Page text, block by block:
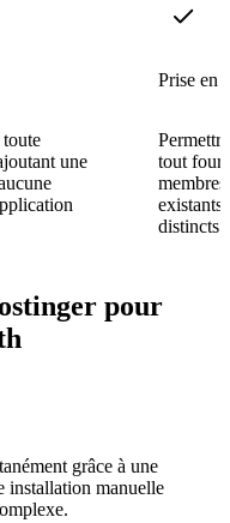
une
Prise en
tout
existants
distincts.
pour
grâce à une
installation manuelle